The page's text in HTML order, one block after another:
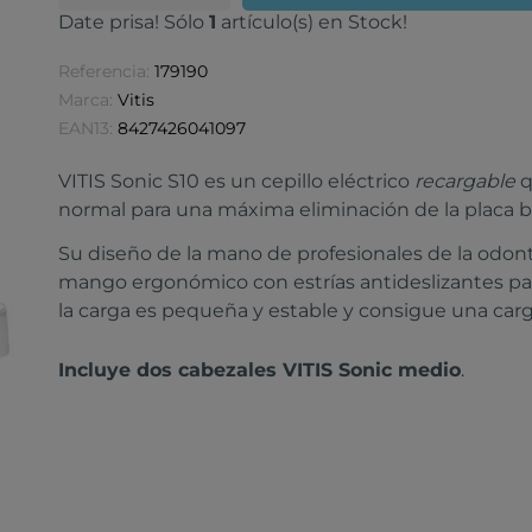
Date prisa! Sólo 1 artículo(s) en Stock!
Referencia: 179190
Marca: Vitis
EAN13: 8427426041097
VITIS Sonic S10 es un cepillo eléctrico recargable
normal para una máxima eliminación de la placa
Su diseño de la mano de profesionales de la
mango ergonómico con estrías antideslizantes
la carga es pequeña y estable y consigue una
Incluye dos cabezales VITIS Sonic medio.